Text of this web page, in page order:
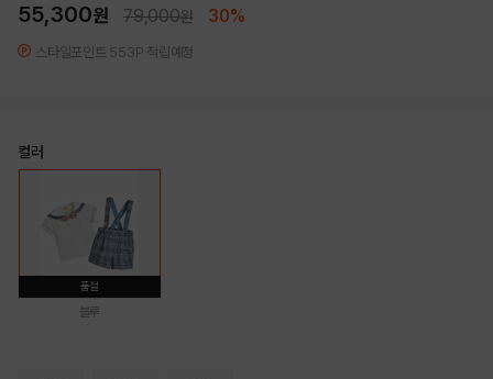
55,300원 79,000원 30%
스타일포인트 553P 적립예정
컬러
품절
블루